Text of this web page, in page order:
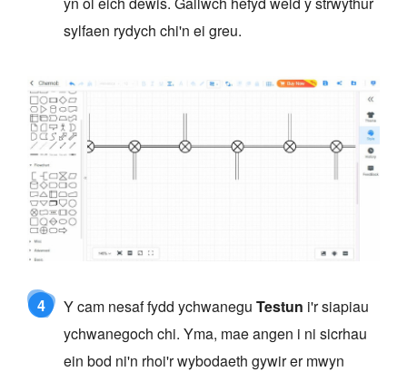
sylfaen rydych chi'n ei greu.
4 Y cam nesaf fydd ychwanegu Testun i'r siapiau
ychwanegoch chi. Yma, mae angen i ni sicrhau
ein bod ni'n rhoi'r wybodaeth gywir er mwyn